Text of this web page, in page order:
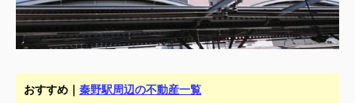
おすすめ｜ 秦野駅周辺の不動産一覧